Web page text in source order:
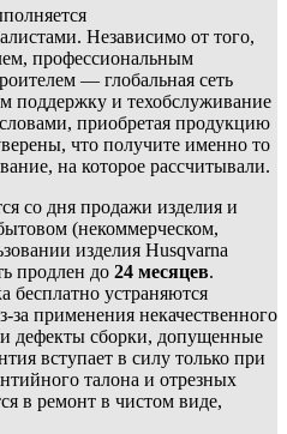
Независимо от того,
профессиональным
— глобальная сеть
поддержку и техобслуживание
приобретая продукцию
что получите именно то
на которое рассчитывали.
со дня продажи изделия и
(некоммерческом,
изделия Husqvarna
продлен до 24 месяцев.
бесплатно устраняются
применения некачественного
дефекты сборки, допущенные
вступает в силу только при
талона и отрезных
в ремонт в чистом виде,